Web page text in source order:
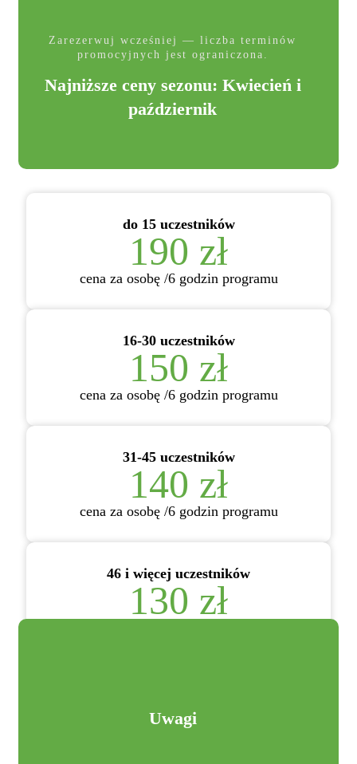
Zarezerwuj wcześniej — liczba terminów
promocyjnych jest ograniczona.
Najniższe ceny sezonu: Kwiecień i
październik
do 15 uczestników
190 zł
cena za osobę /6 godzin programu
16-30 uczestników
150 zł
cena za osobę /6 godzin programu
31-45 uczestników
140 zł
cena za osobę /6 godzin programu
46 i więcej uczestników
130 zł
Uwagi